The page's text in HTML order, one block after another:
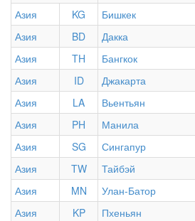
Азия
KG Бишкек
Азия
BD Дакка
Азия
TH Бангкок
Азия
ID Джакарта
Азия
LA Вьентьян
Азия
PH Манила
Азия
SG Сингапур
Азия
TW Тайбэй
Азия
MN Улан-Батор
Азия
KP Пхеньян